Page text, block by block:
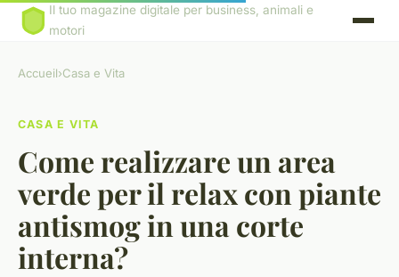
Il tuo magazine digitale per business, animali e
motori
Accueil›Casa e Vita
CASA E VITA
Come realizzare un area
verde per il relax con piante
antismog in una corte
interna?